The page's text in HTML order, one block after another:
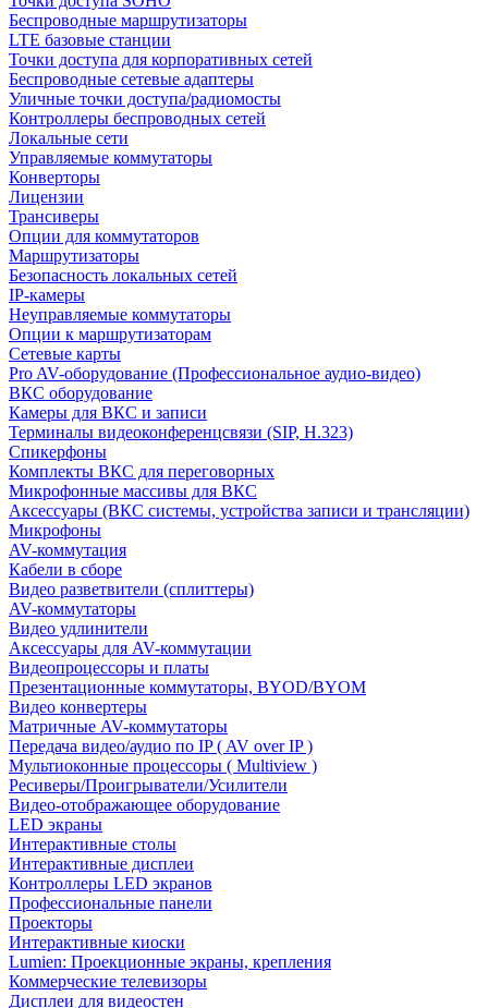
Беспроводные маршрутизаторы
LTE базовые станции
Точки доступа для корпоративных сетей
Беспроводные сетевые адаптеры
Уличные точки доступа/радиомосты
Контроллеры беспроводных сетей
Локальные сети
Управляемые коммутаторы
Конверторы
Лицензии
Трансиверы
Опции для коммутаторов
Маршрутизаторы
Безопасность локальных сетей
IP-камеры
Неуправляемые коммутаторы
Опции к маршрутизаторам
Сетевые карты
Pro AV-оборудование (Профессиональное аудио-видео)
ВКС оборудование
Камеры для ВКС и записи
Терминалы видеоконференцсвязи (SIP, H.323)
Спикерфоны
Комплекты ВКС для переговорных
Микрофонные массивы для ВКС
Аксессуары (ВКС системы, устройства записи и трансляции)
Микрофоны
AV-коммутация
Кабели в сборе
Видео разветвители (сплиттеры)
AV-коммутаторы
Видео удлинители
Аксессуары для AV-коммутации
Видеопроцессоры и платы
Презентационные коммутаторы, BYOD/BYOM
Видео конвертеры
Матричные AV-коммутаторы
Передача видео/аудио по IP ( AV over IP )
Мультиоконные процессоры ( Multiview )
Ресиверы/Проигрыватели/Усилители
Видео-отображающее оборудование
LED экраны
Интерактивные столы
Интерактивные дисплеи
Контроллеры LED экранов
Профессиональные панели
Проекторы
Интерактивные киоски
Lumien: Проекционные экраны, крепления
Коммерческие телевизоры
Дисплеи для видеостен